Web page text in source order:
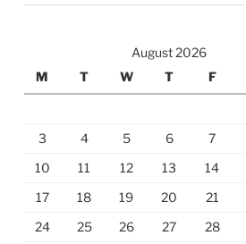
August 2026
M
T W T F
3
4 5 6 7
10
11 12 13 14
17
18 19 20 21
24
25 26 27 28